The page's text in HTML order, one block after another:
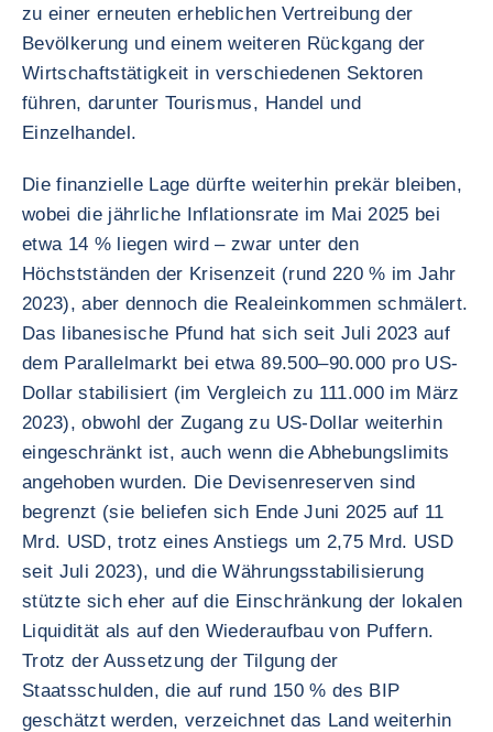
zu einer erneuten erheblichen Vertreibung der
Bevölkerung und einem weiteren Rückgang der
Wirtschaftstätigkeit in verschiedenen Sektoren
führen, darunter Tourismus, Handel und
Einzelhandel.
Die finanzielle Lage dürfte weiterhin prekär bleiben,
wobei die jährliche Inflationsrate im Mai 2025 bei
etwa 14 % liegen wird – zwar unter den
Höchstständen der Krisenzeit (rund 220 % im Jahr
2023), aber dennoch die Realeinkommen schmälert.
Das libanesische Pfund hat sich seit Juli 2023 auf
dem Parallelmarkt bei etwa 89.500–90.000 pro US-
Dollar stabilisiert (im Vergleich zu 111.000 im März
2023), obwohl der Zugang zu US-Dollar weiterhin
eingeschränkt ist, auch wenn die Abhebungslimits
angehoben wurden. Die Devisenreserven sind
begrenzt (sie beliefen sich Ende Juni 2025 auf 11
Mrd. USD, trotz eines Anstiegs um 2,75 Mrd. USD
seit Juli 2023), und die Währungsstabilisierung
stützte sich eher auf die Einschränkung der lokalen
Liquidität als auf den Wiederaufbau von Puffern.
Trotz der Aussetzung der Tilgung der
Staatsschulden, die auf rund 150 % des BIP
geschätzt werden, verzeichnet das Land weiterhin